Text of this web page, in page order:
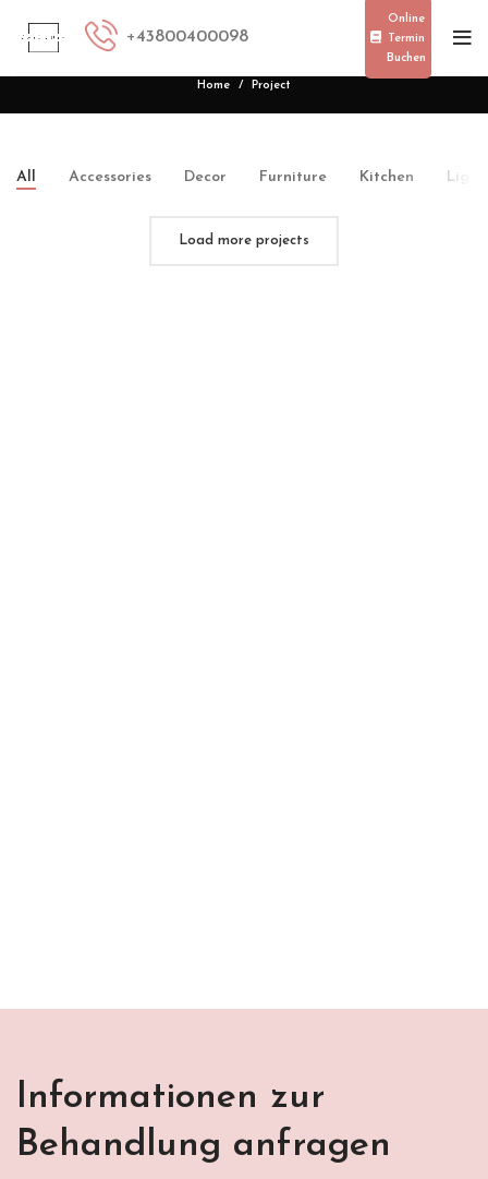
+43800400098
Online
Termin
Buchen
vestibulum
Home Project
All Accessories Decor Furniture Kitchen
Load more projects
Informationen zur
Behandlung anfragen